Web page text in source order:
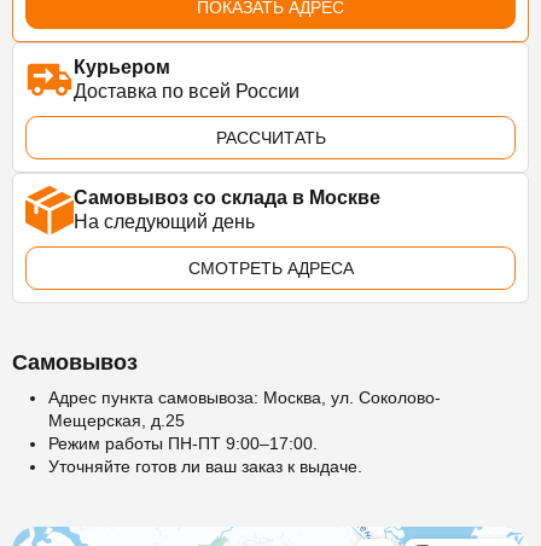
ПОКАЗАТЬ АДРЕС
Курьером
Доставка по всей России
РАССЧИТАТЬ
Самовывоз со склада в Москве
На следующий день
СМОТРЕТЬ АДРЕСА
Самовывоз
Адрес пункта самовывоза: Москва, ул. Соколово-
Мещерская, д.25
Режим работы ПН-ПТ 9:00–17:00.
Уточняйте готов ли ваш заказ к выдаче.